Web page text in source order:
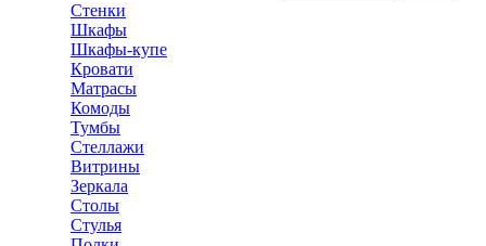
Стенки
Шкафы
Шкафы-купе
Кровати
Матрасы
Комоды
Тумбы
Стеллажи
Витрины
Зеркала
Столы
Стулья